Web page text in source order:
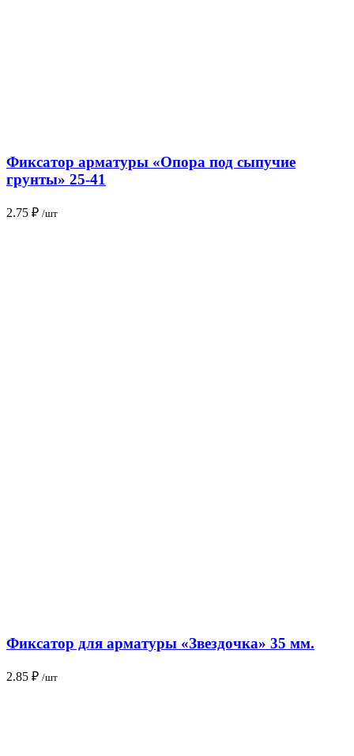
Фиксатор арматуры «Опора под сыпучие
грунты» 25-41
2.75 ₽ /шт
Фиксатор для арматуры «Звездочка» 35 мм.
2.85 ₽ /шт